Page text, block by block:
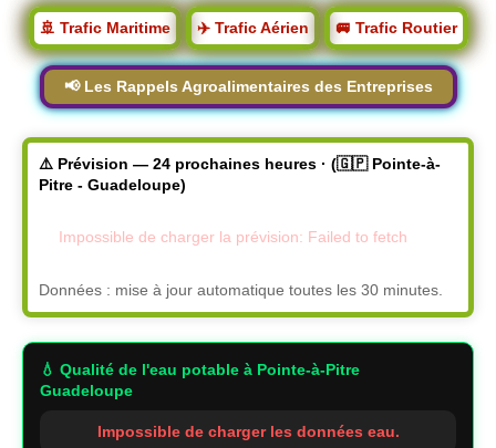
🚢 Trafic Maritime ✈️ Trafic Aérien 🚐 Trafic Routier
📢 Les Rappels Agroalimentaires des Entreprises
⚠️ Prévision — 24 prochaines heures · (🇬🇵 Pointe-à-
Pitre - Guadeloupe)
Impossible de charger la prévision: Failed to fetch
Données : mise à jour automatique toutes les 30 minutes.
💧 Qualité de l'eau potable à Pointe-à-Pitre
Guadeloupe
Impossible de charger les données eau.